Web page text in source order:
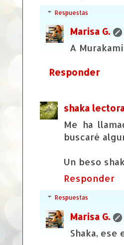
Respuestas
Marisa G.
A
Responder
shaka
Me ha
buscaré
Un beso
Responder
Respuestas
Marisa G.
Shaka,